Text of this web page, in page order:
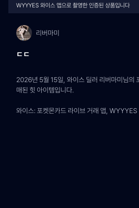
WYYYES 와이스 앱으로 촬영한 인증된 상품입니다
리버마미
ㄷㄷ
2026년 5월 15일, 와이스 딜러 리버마미님의
매된 힛 아이템입니다.
와이스: 포켓몬카드 라이브 거래 앱, WYYYES